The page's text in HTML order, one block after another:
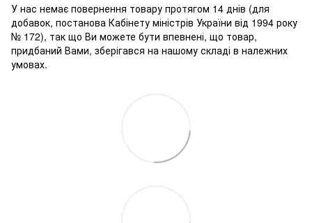
У нас немає повернення товару протягом 14 днів (для
добавок, постанова Кабінету міністрів України від 1994 року
№ 172), так що Ви можете бути впевнені, що товар,
придбаний Вами, зберігався на нашому складі в належних
умовах.